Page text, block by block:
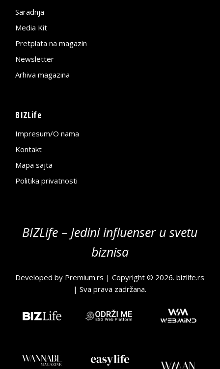
Saradnja
Media Kit
Pretplata na magazin
Newsletter
Arhiva magazina
BIZLife
Impresum/O nama
Kontakt
Mapa sajta
Politika privatnosti
BIZLife – Jedini influenser u svetu
biznisa
Developed by Premium.rs | Copyright © 2026.bizlife.rs
| Sva prava zadržana.